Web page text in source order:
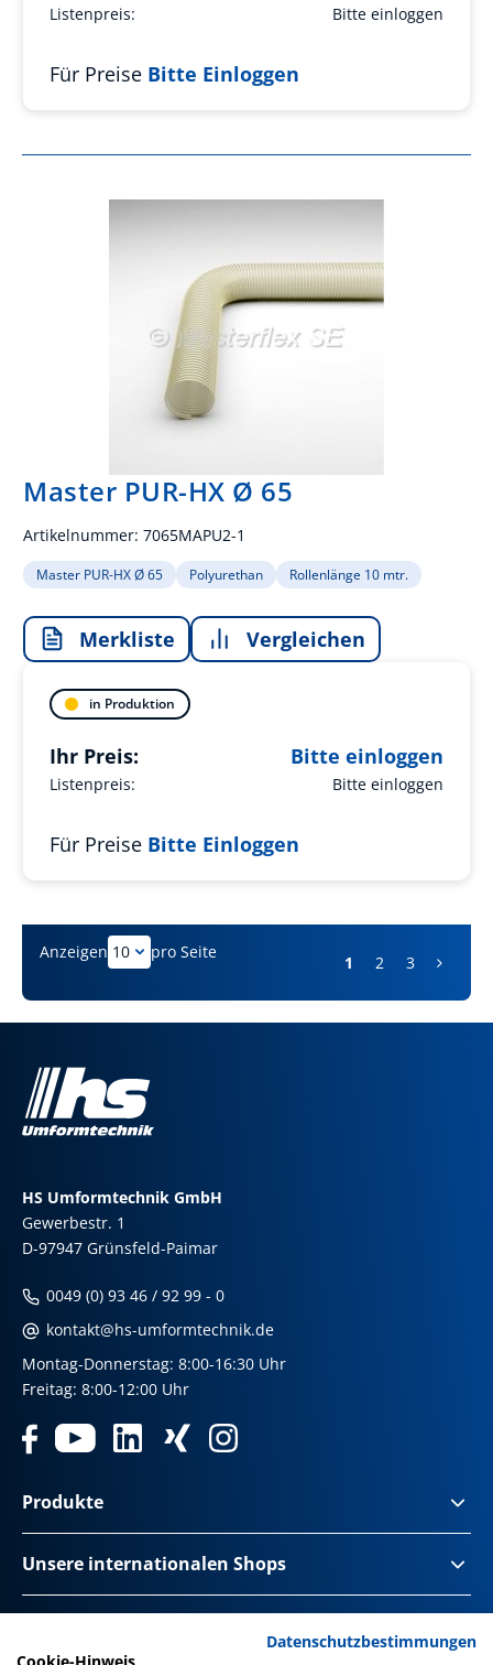
Listenpreis: Bitte einloggen
Für Preise Bitte Einloggen
Master PUR-HX Ø 65
Artikelnummer: 7065MAPU2-1
Master PUR-HX Ø 65 Polyurethan Rollenlänge 10 mtr.
Merkliste Vergleichen
in Produktion
Listenpreis: Bitte einloggen
Ihr Preis: Bitte einloggen
Für Preise Bitte Einloggen
Anzeigen pro Seite 1 2 3
HS Umformtechnik GmbH
Gewerbestr. 1
D-97947 Grünsfeld-Paimar
0049 (0) 93 46 / 92 99 - 0
kontakt@hs-umformtechnik.de
Montag-Donnerstag: 8:00-16:30 Uhr
Freitag: 8:00-12:00 Uhr
Produkte
Unsere internationalen Shops
Datenschutzbestimmungen